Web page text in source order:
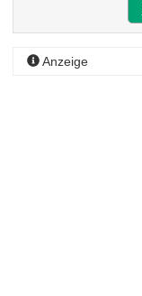
Anzeige